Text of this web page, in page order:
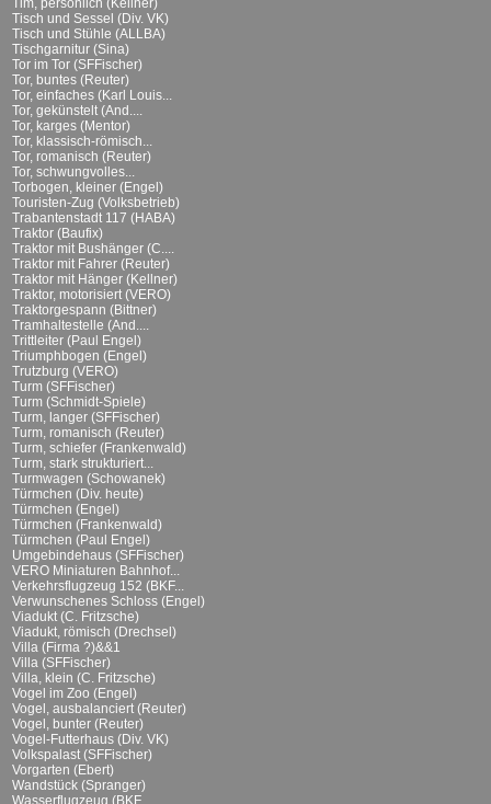
Tim, persönlich (Kellner)
Tisch und Sessel (Div. VK)
Tisch und Stühle (ALLBA)
Tischgarnitur (Sina)
Tor im Tor (SFFischer)
Tor, buntes (Reuter)
Tor, einfaches (Karl Louis...
Tor, gekünstelt (And....
Tor, karges (Mentor)
Tor, klassisch-römisch...
Tor, romanisch (Reuter)
Tor, schwungvolles...
Torbogen, kleiner (Engel)
Touristen-Zug (Volksbetrieb)
Trabantenstadt 117 (HABA)
Traktor (Baufix)
Traktor mit Bushänger (C....
Traktor mit Fahrer (Reuter)
Traktor mit Hänger (Kellner)
Traktor, motorisiert (VERO)
Traktorgespann (Bittner)
Tramhaltestelle (And....
Trittleiter (Paul Engel)
Triumphbogen (Engel)
Trutzburg (VERO)
Turm (SFFischer)
Turm (Schmidt-Spiele)
Turm, langer (SFFischer)
Turm, romanisch (Reuter)
Turm, schiefer (Frankenwald)
Turm, stark strukturiert...
Turmwagen (Schowanek)
Türmchen (Div. heute)
Türmchen (Engel)
Türmchen (Frankenwald)
Türmchen (Paul Engel)
Umgebindehaus (SFFischer)
VERO Miniaturen Bahnhof...
Verkehrsflugzeug 152 (BKF...
Verwunschenes Schloss (Engel)
Viadukt (C. Fritzsche)
Viadukt, römisch (Drechsel)
Villa (Firma ?)&&1
Villa (SFFischer)
Villa, klein (C. Fritzsche)
Vogel im Zoo (Engel)
Vogel, ausbalanciert (Reuter)
Vogel, bunter (Reuter)
Vogel-Futterhaus (Div. VK)
Volkspalast (SFFischer)
Vorgarten (Ebert)
Wandstück (Spranger)
Wasserflugzeug (BKF